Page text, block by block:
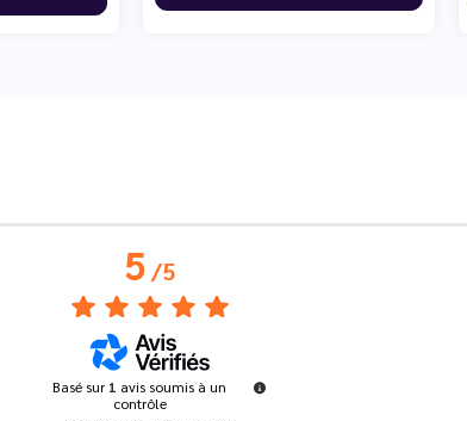
5/5
Basé sur1 avis soumis à un
contrôle